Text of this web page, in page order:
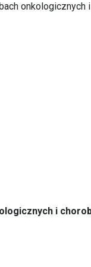
onkologicznych i
i